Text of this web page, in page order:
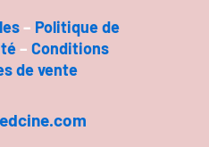
es– Politique de
– Conditions
de vente